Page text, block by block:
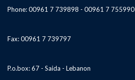
Phone: 00961 7 739898 - 00961 7 755990
Fax: 00961 7 739797
P.o.box: 67 - Saida - Lebanon